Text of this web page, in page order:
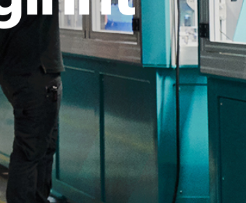
Anwendungen –